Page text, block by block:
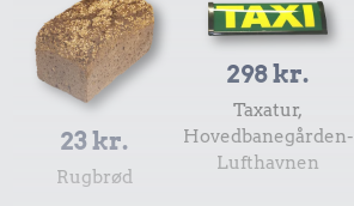
23 kr.
Rugbrød
298 kr.
Taxatur,
Hovedbanegården-
Lufthavnen